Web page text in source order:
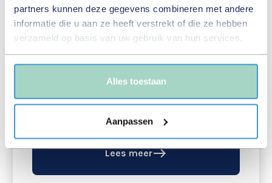
partners kunnen deze gegevens combineren met andere
informatie die u aan ze heeft verstrekt of die ze hebben
verzameld op basis van uw gebruik van hun services.
Alles toestaan
Aanpassen
Vesting Groep neemt Lumio
over
Lees meereast